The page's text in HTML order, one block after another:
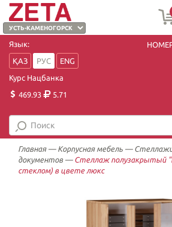
Язык:
ҚАЗ
РУС
ENG
Курс Нацбанка
469.93
5.71
Главная— Корпусная мебель —
документов — Стеллаж полузакрытый
стеклом) в цвете люкс